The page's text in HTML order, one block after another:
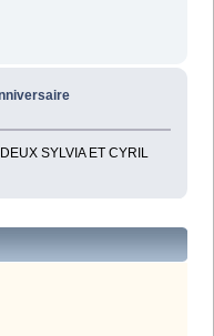
SYLVIA ET CYRIL